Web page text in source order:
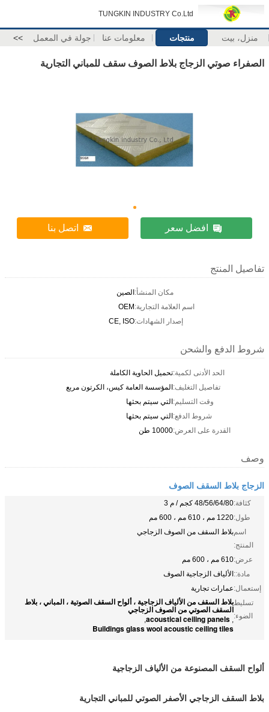
TUNGKIN INDUSTRY Co.Ltd
منزل، بيت منتجات معلومات عنا جولة في المعمل >>
الصفراء صوتي الزجاج بلاط الصوف سقف للمباني التجارية
افضل سعر اتصل بنا
تفاصيل المنتج
مكان المنشأ:الصين
اسم العلامة التجارية:OEM
إصدار الشهادات:CE, ISO
شروط الدفع والشحن
الحد الأدنى لكمية:تحميل الحاوية الكاملة
تفاصيل التغليف:المؤسسة العامة كيس، الكرتون مربع
وقت التسليم:التي سيتم بحثها
شروط الدفع:التي سيتم بحثها
القدرة على العرض:10000 طن
وصف
الزجاج بلاط السقف الصوف
كثافة:48/56/64/80 كجم / م 3
طول:1220 مم ، 610 مم ، 600 مم
اسم
المنتج:
بلاط السقف من الصوف الزجاجي
عرض:610 مم ، 600 مم
مادة::الألياف الزجاجية الصوف
إستعمال:عمارات تجارية
تسليط
الضوء:
بلاط السقف من الألياف الزجاجية ، ألواح السقف الصوتية ، المباني ، بلاط
السقف الصوتي من الصوف الزجاجي
,
acoustical ceiling panels
,
Buildings glass wool acoustic ceiling tiles
ألواح السقف المصنوعة من الألياف الزجاجية
بلاط السقف الزجاجي الأصفر الصوتي للمباني التجارية